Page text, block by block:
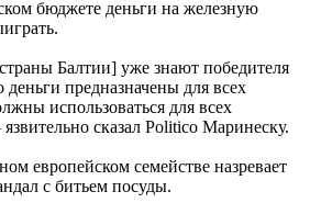
бюджете деньги на железную
Балтии] уже знают победителя
деньги предназначены для всех
использоваться для всех
сказал Politico Маринеску.
европейском семействе назревает
с битьем посуды.